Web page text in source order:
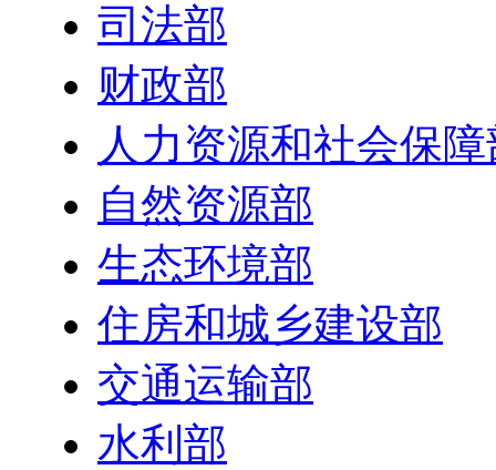
司法部
财政部
人力资源和社会保
自然资源部
生态环境部
住房和城乡建设部
交通运输部
水利部